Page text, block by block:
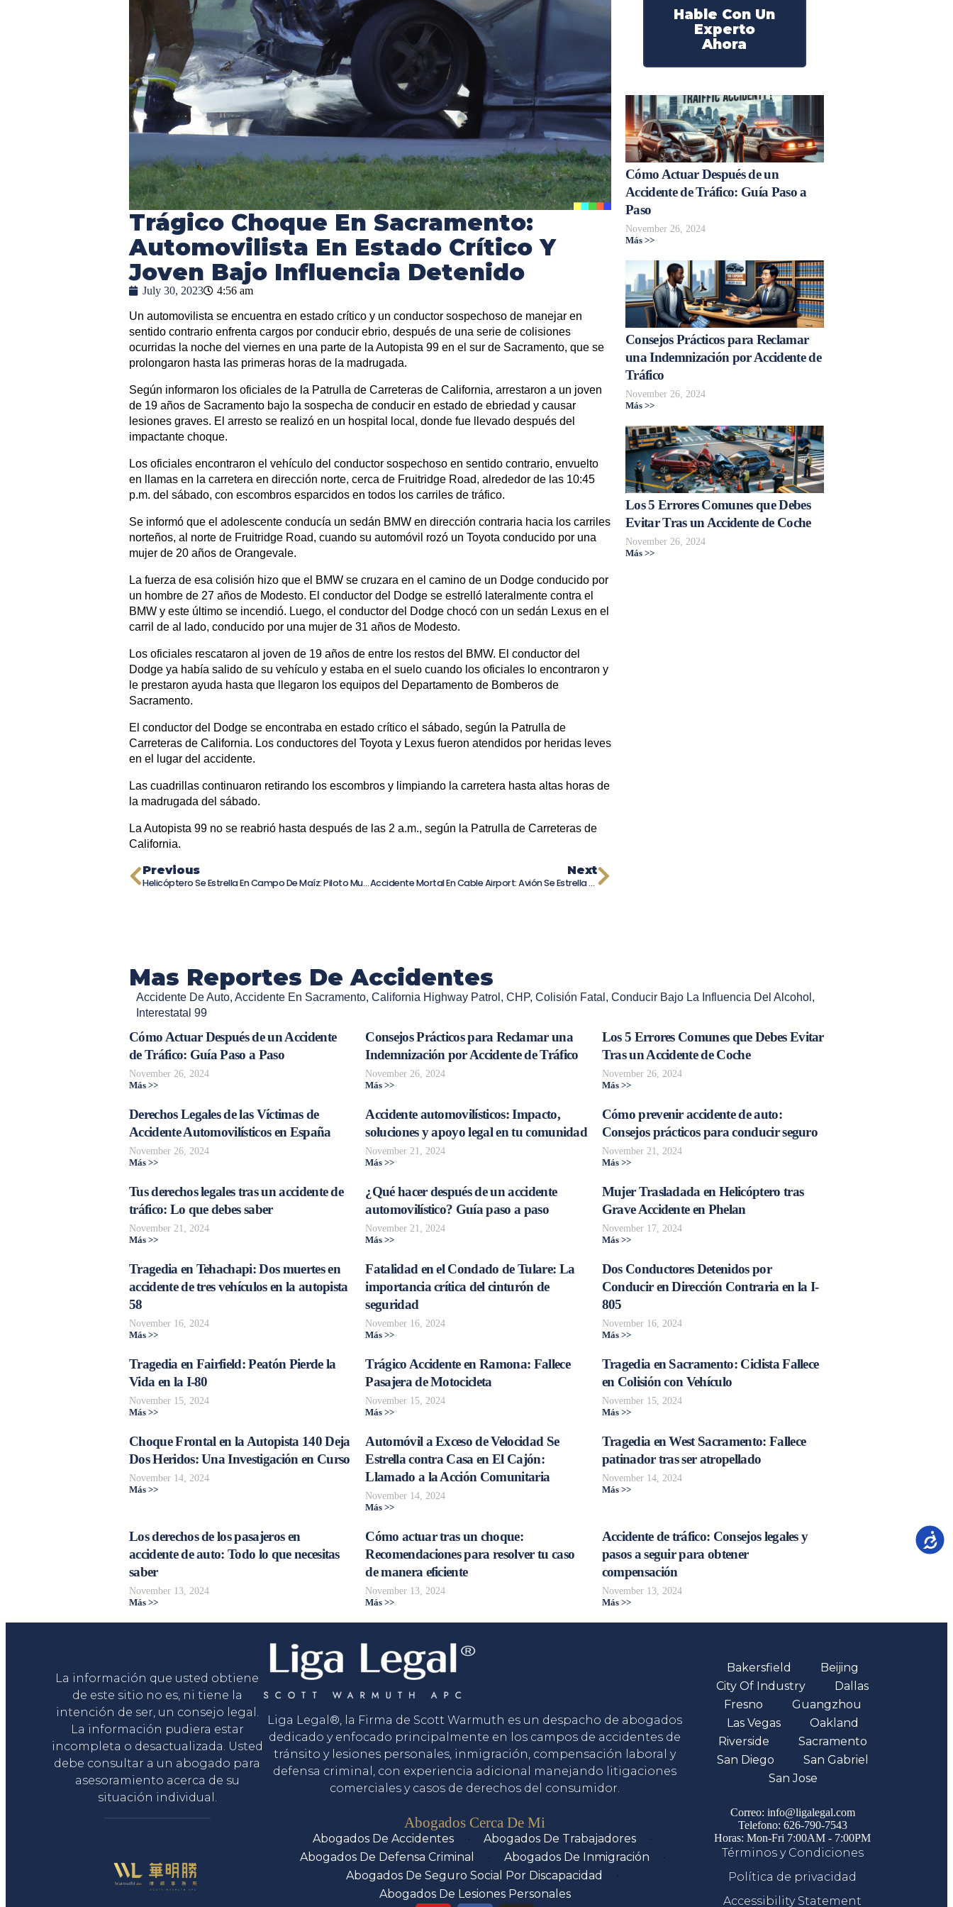
Trágico Choque En Sacramento:
Automovilista En Estado Crítico Y
Joven Bajo Influencia Detenido
July 30, 2023 4:56 am
Un automovilista se encuentra en estado crítico y un conductor sospechoso de manejar en
sentido contrario enfrenta cargos por conducir ebrio, después de una serie de colisiones
ocurridas la noche del viernes en una parte de la Autopista 99 en el sur de Sacramento, que se
prolongaron hasta las primeras horas de la madrugada.
Según informaron los oficiales de la Patrulla de Carreteras de California, arrestaron a un joven
de 19 años de Sacramento bajo la sospecha de conducir en estado de ebriedad y causar
lesiones graves. El arresto se realizó en un hospital local, donde fue llevado después del
impactante choque.
Los oficiales encontraron el vehículo del conductor sospechoso en sentido contrario, envuelto
en llamas en la carretera en dirección norte, cerca de Fruitridge Road, alrededor de las 10:45
p.m. del sábado, con escombros esparcidos en todos los carriles de tráfico.
Se informó que el adolescente conducía un sedán BMW en dirección contraria hacia los carriles
norteños, al norte de Fruitridge Road, cuando su automóvil rozó un Toyota conducido por una
mujer de 20 años de Orangevale.
La fuerza de esa colisión hizo que el BMW se cruzara en el camino de un Dodge conducido por
un hombre de 27 años de Modesto. El conductor del Dodge se estrelló lateralmente contra el
BMW y este último se incendió. Luego, el conductor del Dodge chocó con un sedán Lexus en el
carril de al lado, conducido por una mujer de 31 años de Modesto.
Los oficiales rescataron al joven de 19 años de entre los restos del BMW. El conductor del
Dodge ya había salido de su vehículo y estaba en el suelo cuando los oficiales lo encontraron y
le prestaron ayuda hasta que llegaron los equipos del Departamento de Bomberos de
Sacramento.
El conductor del Dodge se encontraba en estado crítico el sábado, según la Patrulla de
Carreteras de California. Los conductores del Toyota y Lexus fueron atendidos por heridas leves
en el lugar del accidente.
Las cuadrillas continuaron retirando los escombros y limpiando la carretera hasta altas horas de
la madrugada del sábado.
La Autopista 99 no se reabrió hasta después de las 2 a.m., según la Patrulla de Carreteras de
California.
Previous
Helicóptero Se Estrella En Campo De Maíz: Piloto Muerto Y Líneas Eléctricas Caídas Bloquean La I-70
Next
Accidente Mortal En Cable Airport: Avión Se Estrella Contra Hangar En Upland
Hable Con Un
Experto
Ahora
Cómo Actuar Después de un
Accidente de Tráfico: Guía Paso a
Paso
November 26, 2024
Más >>
Consejos Prácticos para Reclamar
una Indemnización por Accidente de
Tráfico
November 26, 2024
Más >>
Los 5 Errores Comunes que Debes
Evitar Tras un Accidente de Coche
November 26, 2024
Más >>
Mas Reportes De Accidentes
Accidente De Auto, Accidente En Sacramento, California Highway Patrol , CHP, Colisión Fatal , Conducir Bajo La Influencia Del Alcohol ,
Interestatal 99
Cómo Actuar Después de un Accidente
de Tráfico: Guía Paso a Paso
November 26, 2024
Más >>
Consejos Prácticos para Reclamar una
Indemnización por Accidente de Tráfico
November 26, 2024
Más >>
Los 5 Errores Comunes que Debes Evitar
Tras un Accidente de Coche
November 26, 2024
Más >>
Derechos Legales de las Víctimas de
Accidente Automovilísticos en España
November 26, 2024
Más >>
Accidente automovilísticos: Impacto,
soluciones y apoyo legal en tu comunidad
November 21, 2024
Más >>
Cómo prevenir accidente de auto:
Consejos prácticos para conducir seguro
November 21, 2024
Más >>
Tus derechos legales tras un accidente de
tráfico: Lo que debes saber
November 21, 2024
Más >>
¿Qué hacer después de un accidente
automovilístico? Guía paso a paso
November 21, 2024
Más >>
Mujer Trasladada en Helicóptero tras
Grave Accidente en Phelan
November 17, 2024
Más >>
Tragedia en Tehachapi: Dos muertes en
accidente de tres vehículos en la autopista
58
November 16, 2024
Más >>
Fatalidad en el Condado de Tulare: La
importancia crítica del cinturón de
seguridad
November 16, 2024
Más >>
Dos Conductores Detenidos por
Conducir en Dirección Contraria en la I-
805
November 16, 2024
Más >>
Tragedia en Fairfield: Peatón Pierde la
Vida en la I-80
November 15, 2024
Más >>
Trágico Accidente en Ramona: Fallece
Pasajera de Motocicleta
November 15, 2024
Más >>
Tragedia en Sacramento: Ciclista Fallece
en Colisión con Vehículo
November 15, 2024
Más >>
Choque Frontal en la Autopista 140 Deja
Dos Heridos: Una Investigación en Curso
November 14, 2024
Más >>
Automóvil a Exceso de Velocidad Se
Estrella contra Casa en El Cajón:
Llamado a la Acción Comunitaria
November 14, 2024
Más >>
Tragedia en West Sacramento: Fallece
patinador tras ser atropellado
November 14, 2024
Más >>
Los derechos de los pasajeros en
accidente de auto: Todo lo que necesitas
saber
November 13, 2024
Más >>
Cómo actuar tras un choque:
Recomendaciones para resolver tu caso
de manera eficiente
November 13, 2024
Más >>
Accidente de tráfico: Consejos legales y
pasos a seguir para obtener
compensación
November 13, 2024
Más >>
La información que usted obtiene
de este sitio no es, ni tiene la
intención de ser, un consejo legal.
La información pudiera estar
incompleta o desactualizada. Usted
debe consultar a un abogado para
asesoramiento acerca de su
situación individual.
Liga Legal®, la Firma de Scott Warmuth es un despacho de abogados
dedicado y enfocado principalmente en los campos de accidentes de
tránsito y lesiones personales, inmigración, compensación laboral y
defensa criminal, con experiencia adicional manejando litigaciones
comerciales y casos de derechos del consumidor.
Abogados Cerca De Mi
Abogados De Accidentes
Abogados De Trabajadores
Abogados De Defensa Criminal
Abogados De Inmigración
Abogados De Seguro Social Por Discapacidad
Abogados De Lesiones Personales
Bakersfield
Beijing
City Of Industry
Dallas
Fresno
Guangzhou
Las Vegas
Oakland
Riverside
Sacramento
San Diego
San Gabriel
San Jose
Correo: info@ligalegal.com
Telefono: 626-790-7543
Horas: Mon-Fri 7:00AM - 7:00PM
Términos y Condiciones
Política de privacidad
Accessibility Statement